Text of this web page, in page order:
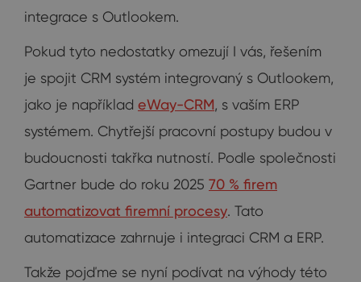
integrace s Outlookem.
Pokud tyto nedostatky omezují I vás, řešením
je spojit CRM systém integrovaný s Outlookem,
jako je například eWay-CRM, s vaším ERP
systémem. Chytřejší pracovní postupy budou v
budoucnosti takřka nutností. Podle společnosti
Gartner bude do roku 2025 70 % firem
automatizovat firemní procesy. Tato
automatizace zahrnuje i integraci CRM a ERP.
Takže pojďme se nyní podívat na výhody této